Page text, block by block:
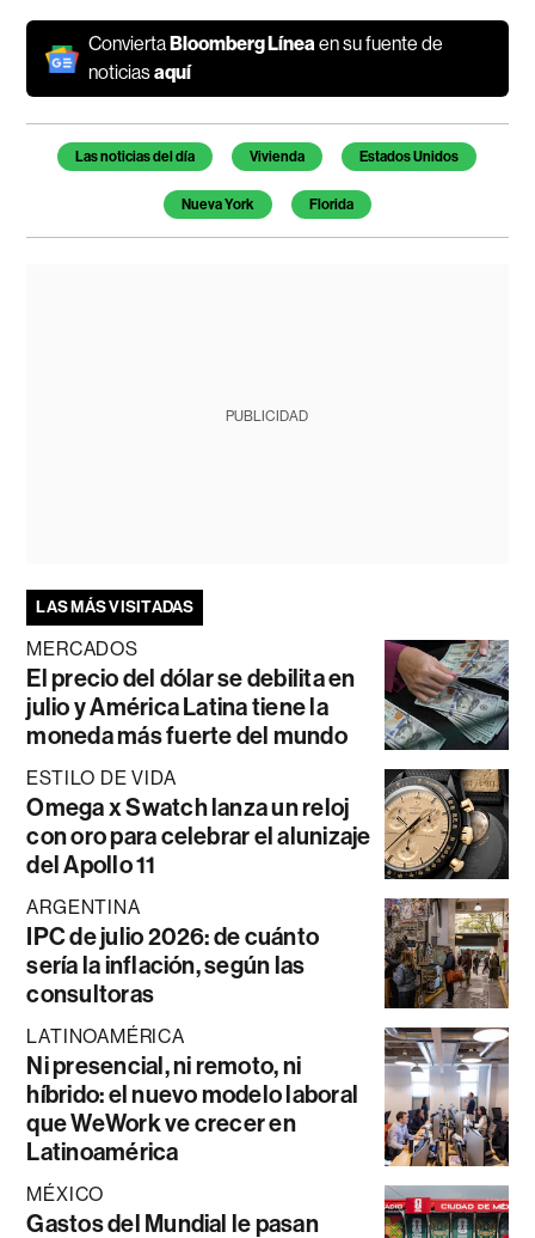
Convierta Bloomberg Líneaen su fuente de
noticiasaquí
Temas de este artículo
Las noticias del día Vivienda Estados Unidos
Nueva York Florida
PUBLICIDAD
LAS MÁS VISITADAS
MERCADOS
El precio del dólar se debilita en
julio y América Latina tiene la
moneda más fuerte del mundo
ESTILO DE VIDA
Omega x Swatch lanza un reloj
con oro para celebrar el alunizaje
del Apollo 11
ARGENTINA
IPC de julio 2026: de cuánto
sería la inflación, según las
consultoras
LATINOAMÉRICA
Ni presencial, ni remoto, ni
híbrido: el nuevo modelo laboral
que WeWork ve crecer en
Latinoamérica
MÉXICO
Gastos del Mundial le pasan